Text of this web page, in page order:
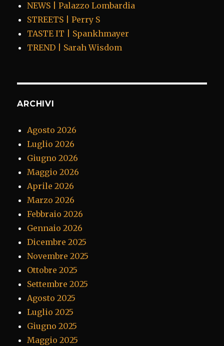
NEWS | Palazzo Lombardia
STREETS | Perry S
TASTE IT | Spankhmayer
TREND | Sarah Wisdom
ARCHIVI
Agosto 2026
Luglio 2026
Giugno 2026
Maggio 2026
Aprile 2026
Marzo 2026
Febbraio 2026
Gennaio 2026
Dicembre 2025
Novembre 2025
Ottobre 2025
Settembre 2025
Agosto 2025
Luglio 2025
Giugno 2025
Maggio 2025